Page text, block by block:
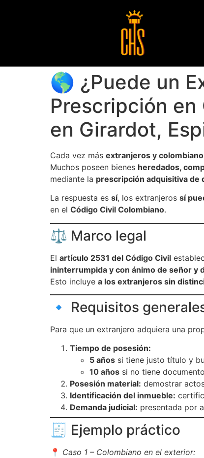
🌎 ¿Puede un
Prescripción en
en Girardot,
Cada vez más extranjeros y
Muchos poseen bienes heredados,
mediante la prescripción adquisitiva de
La respuesta es sí, los extranjeros sí
en el Código Civil Colombiano.
⚖️ Marco legal
El artículo 2531 del Código Civil
ininterrumpida y con ánimo de señor y
Esto incluye a los extranjeros sin
🔹 Requisitos
Para que un extranjero adquiera una
Tiempo de posesión:
5 años si tiene justo título y
10 años si no tiene
Posesión material: demostrar
Identificación del inmueble:
Demanda judicial: presentada por
🧾 Ejemplo práctico
📍 Caso 1 – Colombiano en el exterior: